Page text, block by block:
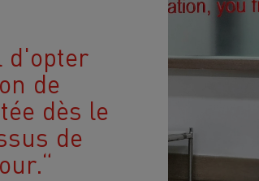
d'opter
de
dès le
de